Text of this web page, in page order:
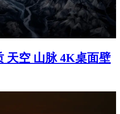
天空 山脉 4K桌面壁